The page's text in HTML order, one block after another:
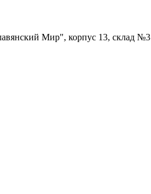
Мир", корпус 13, склад №3